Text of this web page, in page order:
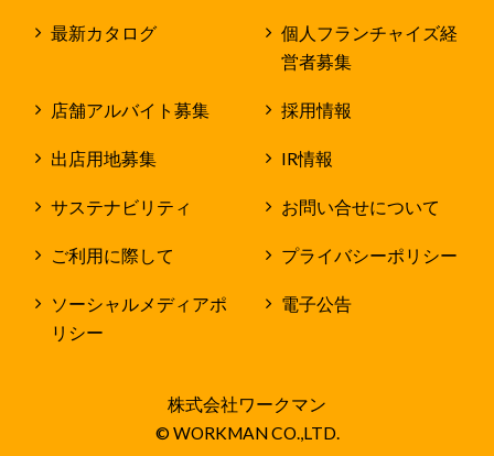
最新カタログ
個人フランチャイズ経
営者募集
店舗アルバイト募集 採用情報
出店用地募集 IR情報
サステナビリティ お問い合せについて
ご利用に際して プライバシーポリシー
ソーシャルメディアポ
リシー
電子公告
株式会社ワークマン
© WORKMAN CO.,LTD.